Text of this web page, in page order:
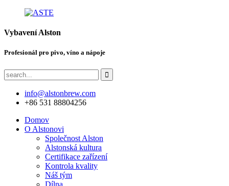
Vybavení Alston
Profesionál pro pivo, víno a nápoje
info@alstonbrew.com
+86 531 88804256
Domov
O Alstonovi
Společnost Alston
Alstonská kultura
Certifikace zařízení
Kontrola kvality
Náš tým
Dílna